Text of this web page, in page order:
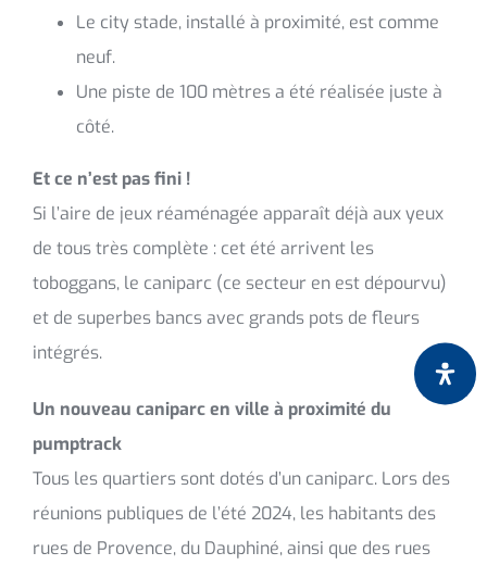
Le city stade, installé à proximité, est comme
neuf.
Une piste de 100 mètres a été réalisée juste à
côté.
Et ce n’est pas fini !
Si l’aire de jeux réaménagée apparaît déjà aux yeux
de tous très complète : cet été arrivent les
toboggans, le caniparc (ce secteur en est dépourvu)
et de superbes bancs avec grands pots de fleurs
intégrés.
Un nouveau caniparc en ville à proximité du
pumptrack
Tous les quartiers sont dotés d’un caniparc. Lors des
réunions publiques de l’été 2024, les habitants des
rues de Provence, du Dauphiné, ainsi que des rues